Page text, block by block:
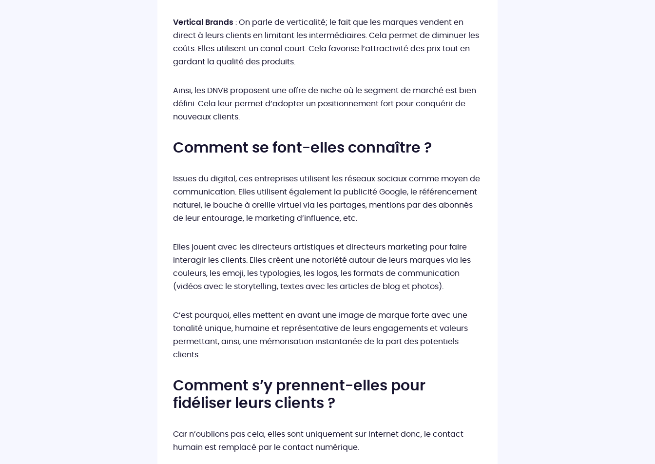
Vertical Brands : On parle de verticalité; le fait que les marques vendent en
direct à leurs clients en limitant les intermédiaires. Cela permet de diminuer les
coûts. Elles utilisent un canal court. Cela favorise l’attractivité des prix tout en
gardant la qualité des produits.
Ainsi, les DNVB proposent une offre de niche où le segment de marché est bien
défini. Cela leur permet d’adopter un positionnement fort pour conquérir de
nouveaux clients.
Comment se font-elles connaître ?
Issues du digital, ces entreprises utilisent les réseaux sociaux comme moyen de
communication. Elles utilisent également la publicité Google, le référencement
naturel, le bouche à oreille virtuel via les partages, mentions par des abonnés
de leur entourage, le marketing d’influence, etc.
Elles jouent avec les directeurs artistiques et directeurs marketing pour faire
interagir les clients. Elles créent une notoriété autour de leurs marques via les
couleurs, les emoji, les typologies, les logos, les formats de communication
(vidéos avec le storytelling, textes avec les articles de blog et photos).
C’est pourquoi, elles mettent en avant une image de marque forte avec une
tonalité unique, humaine et représentative de leurs engagements et valeurs
permettant, ainsi, une mémorisation instantanée de la part des potentiels
clients.
Comment s’y prennent-elles pour
fidéliser leurs clients ?
Car n’oublions pas cela, elles sont uniquement sur Internet donc, le contact
humain est remplacé par le contact numérique.